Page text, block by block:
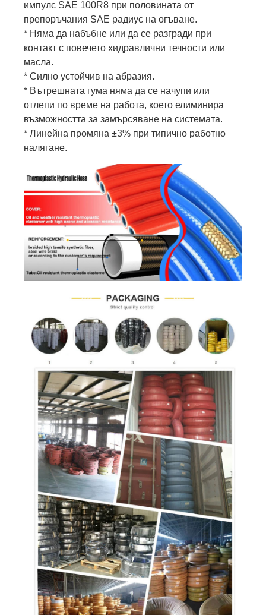
импулс SAE 100R8 при половината от
препоръчания SAE радиус на огъване.
* Няма да набъбне или да се разгради при
контакт с повечето хидравлични течности или
масла.
* Силно устойчив на абразия.
* Вътрешната гума няма да се начупи или
отлепи по време на работа, което елиминира
възможността за замърсяване на системата.
* Линейна промяна ±3% при типично работно
налягане.